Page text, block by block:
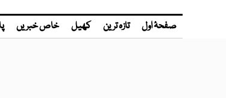
صفحۂ اول تازہ ترین کھیل خاص خبریں